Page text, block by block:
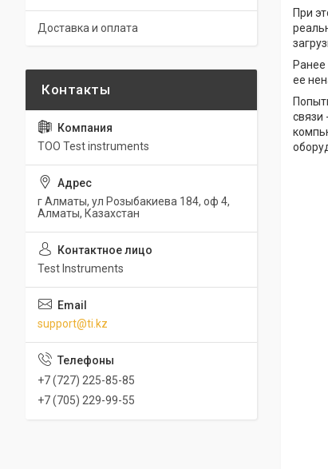
При
ее
связи
Доставка и оплата
ТОО Test instruments
г Алматы, ул Розыбакиева 184, оф 4,
Алматы, Казахстан
Test Instruments
support@ti.kz
+7 (727) 225-85-85
+7 (705) 229-99-55